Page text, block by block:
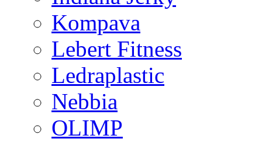
Kompava
Lebert Fitness
Ledraplastic
Nebbia
OLIMP